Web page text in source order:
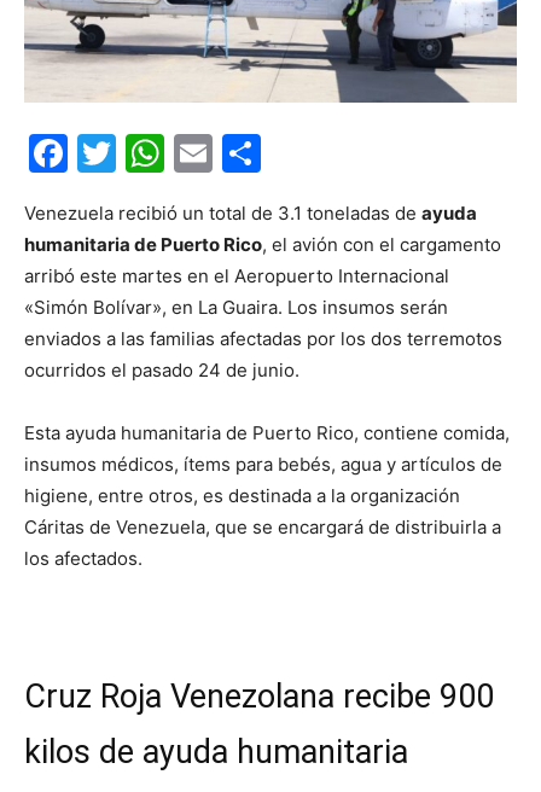
Facebook
Twitter
WhatsApp
Email
Venezuela recibió un total de 3.1 toneladas de ayuda
humanitaria de Puerto Rico, el avión con el cargamento
arribó este martes en el Aeropuerto Internacional
«Simón Bolívar», en La Guaira. Los insumos serán
enviados a las familias afectadas por los dos terremotos
ocurridos el pasado 24 de junio.
Esta ayuda humanitaria de Puerto Rico, contiene comida,
insumos médicos, ítems para bebés, agua y artículos de
higiene, entre otros, es destinada a la organización
Cáritas de Venezuela, que se encargará de distribuirla a
los afectados.
Cruz Roja Venezolana recibe 900
kilos de ayuda humanitaria